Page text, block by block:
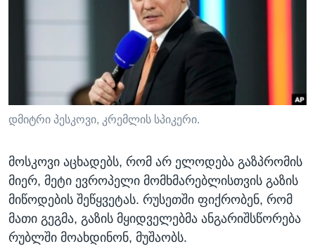
ᲘᲜᲢᲔᲠᲕᲘᲣ
ᲙᲣᲚᲢᲣᲠᲐ
ᲓᲔᲖᲘᲜᲤᲝᲠᲛᲐᲪᲘᲐ
ენები
დმიტრი პესკოვი, კრემლის სპიკერი.
მოსკოვი აცხადებს, რომ არ ელოდება გაზპრომის
მიერ, მეტი ევროპელი მომხმარებლისთვის გაზის
მიწოდების შეწყვეტას. რუსეთში ფიქრობენ, რომ
მათი გეგმა, გაზის მყიდველებმა ანგარიშსწორება
რუბლში მოახდინონ, მუშაობს.